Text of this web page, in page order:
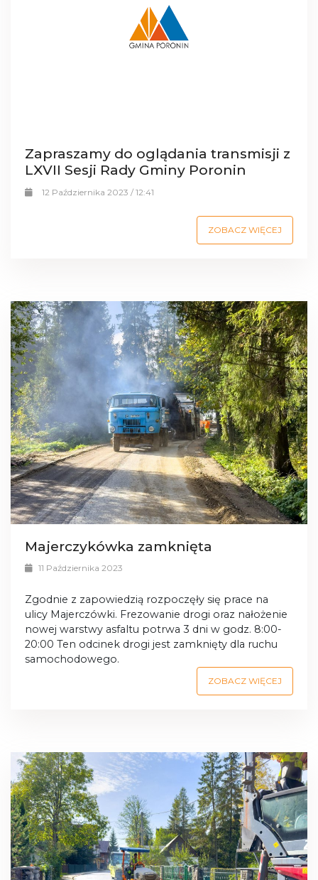
Zapraszamy do oglądania transmisji z
LXVII Sesji Rady Gminy Poronin
12 Października 2023 / 12:41
ZOBACZ WIĘCEJ
Majerczykówka zamknięta
11 Października 2023
Zgodnie z zapowiedzią rozpoczęły się prace na
ulicy Majerczówki. Frezowanie drogi oraz nałożenie
nowej warstwy asfaltu potrwa 3 dni w godz. 8:00-
20:00 Ten odcinek drogi jest zamknięty dla ruchu
samochodowego.
ZOBACZ WIĘCEJ